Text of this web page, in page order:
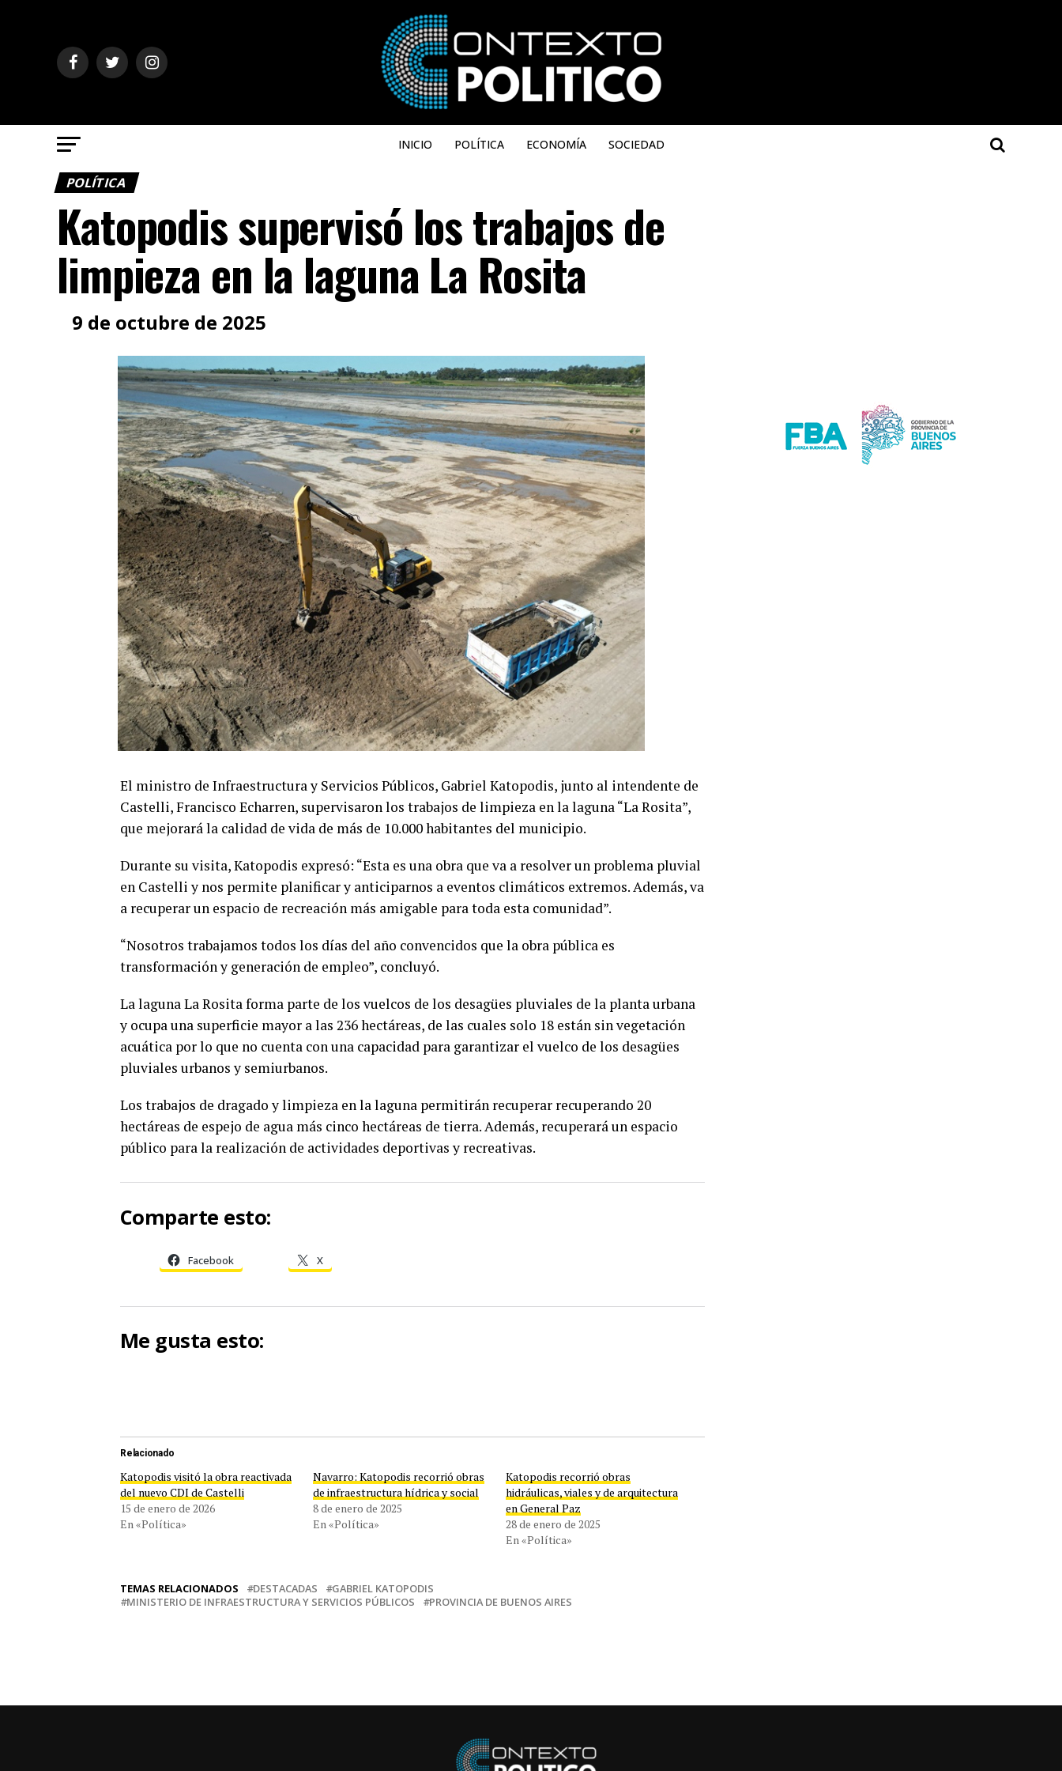
INICIO POLÍTICA ECONOMÍA SOCIEDAD
POLÍTICA
Katopodis supervisó los trabajos de
limpieza en la laguna La Rosita
9 de octubre de 2025
El ministro de Infraestructura y Servicios Públicos, Gabriel Katopodis, junto al intendente de
Castelli, Francisco Echarren, supervisaron los trabajos de limpieza en la laguna “La Rosita”,
que mejorará la calidad de vida de más de 10.000 habitantes del municipio.
Durante su visita, Katopodis expresó: “Esta es una obra que va a resolver un problema pluvial
en Castelli y nos permite planificar y anticiparnos a eventos climáticos extremos. Además, va
a recuperar un espacio de recreación más amigable para toda esta comunidad”.
“Nosotros trabajamos todos los días del año convencidos que la obra pública es
transformación y generación de empleo”, concluyó.
La laguna La Rosita forma parte de los vuelcos de los desagües pluviales de la planta urbana
y ocupa una superficie mayor a las 236 hectáreas, de las cuales solo 18 están sin vegetación
acuática por lo que no cuenta con una capacidad para garantizar el vuelco de los desagües
pluviales urbanos y semiurbanos.
Los trabajos de dragado y limpieza en la laguna permitirán recuperar recuperando 20
hectáreas de espejo de agua más cinco hectáreas de tierra. Además, recuperará un espacio
público para la realización de actividades deportivas y recreativas.
Comparte esto:
Facebook X
Me gusta esto:
Relacionado
Katopodis visitó la obra reactivada
del nuevo CDI de Castelli
15 de enero de 2026
En «Política»
Navarro: Katopodis recorrió obras
de infraestructura hídrica y social
8 de enero de 2025
En «Política»
Katopodis recorrió obras
hidráulicas, viales y de arquitectura
en General Paz
28 de enero de 2025
En «Política»
TEMAS RELACIONADOS DESTACADAS
GABRIEL KATOPODIS
MINISTERIO DE INFRAESTRUCTURA Y SERVICIOS PÚBLICOS
PROVINCIA DE BUENOS AIRES